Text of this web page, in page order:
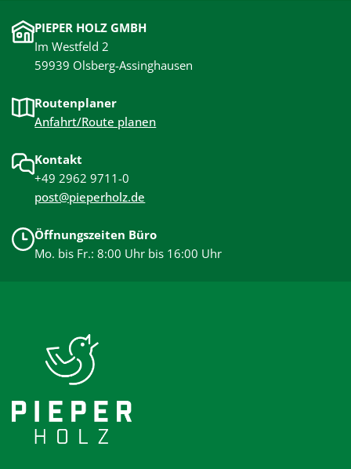
PIEPER HOLZ GMBH
Im Westfeld 2
59939 Olsberg-Assinghausen
Routenplaner
Anfahrt/Route planen
Kontakt
+49 2962 9711-0
post@pieperholz.de
Öffnungszeiten Büro
Mo. bis Fr.: 8:00 Uhr bis 16:00 Uhr